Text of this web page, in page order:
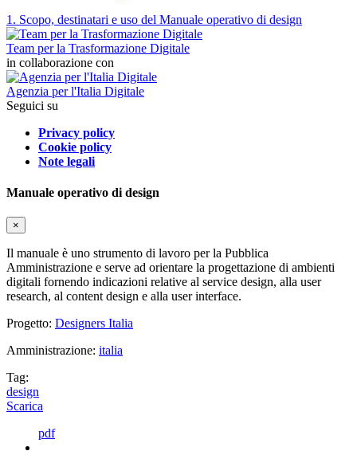
1. Scopo, destinatari e uso del Manuale operativo di design
Team per la Trasformazione Digitale
in collaborazione con
Agenzia per l'Italia Digitale
Seguici su
Privacy policy
Cookie policy
Note legali
Manuale operativo di design
×
Il manuale è uno strumento di lavoro per la Pubblica
Amministrazione e serve ad orientare la progettazione di ambienti
digitali fornendo indicazioni relative al service design, alla user
research, al content design e alla user interface.
Progetto: Designers Italia
Amministrazione: italia
Tag:
design
Scarica
pdf